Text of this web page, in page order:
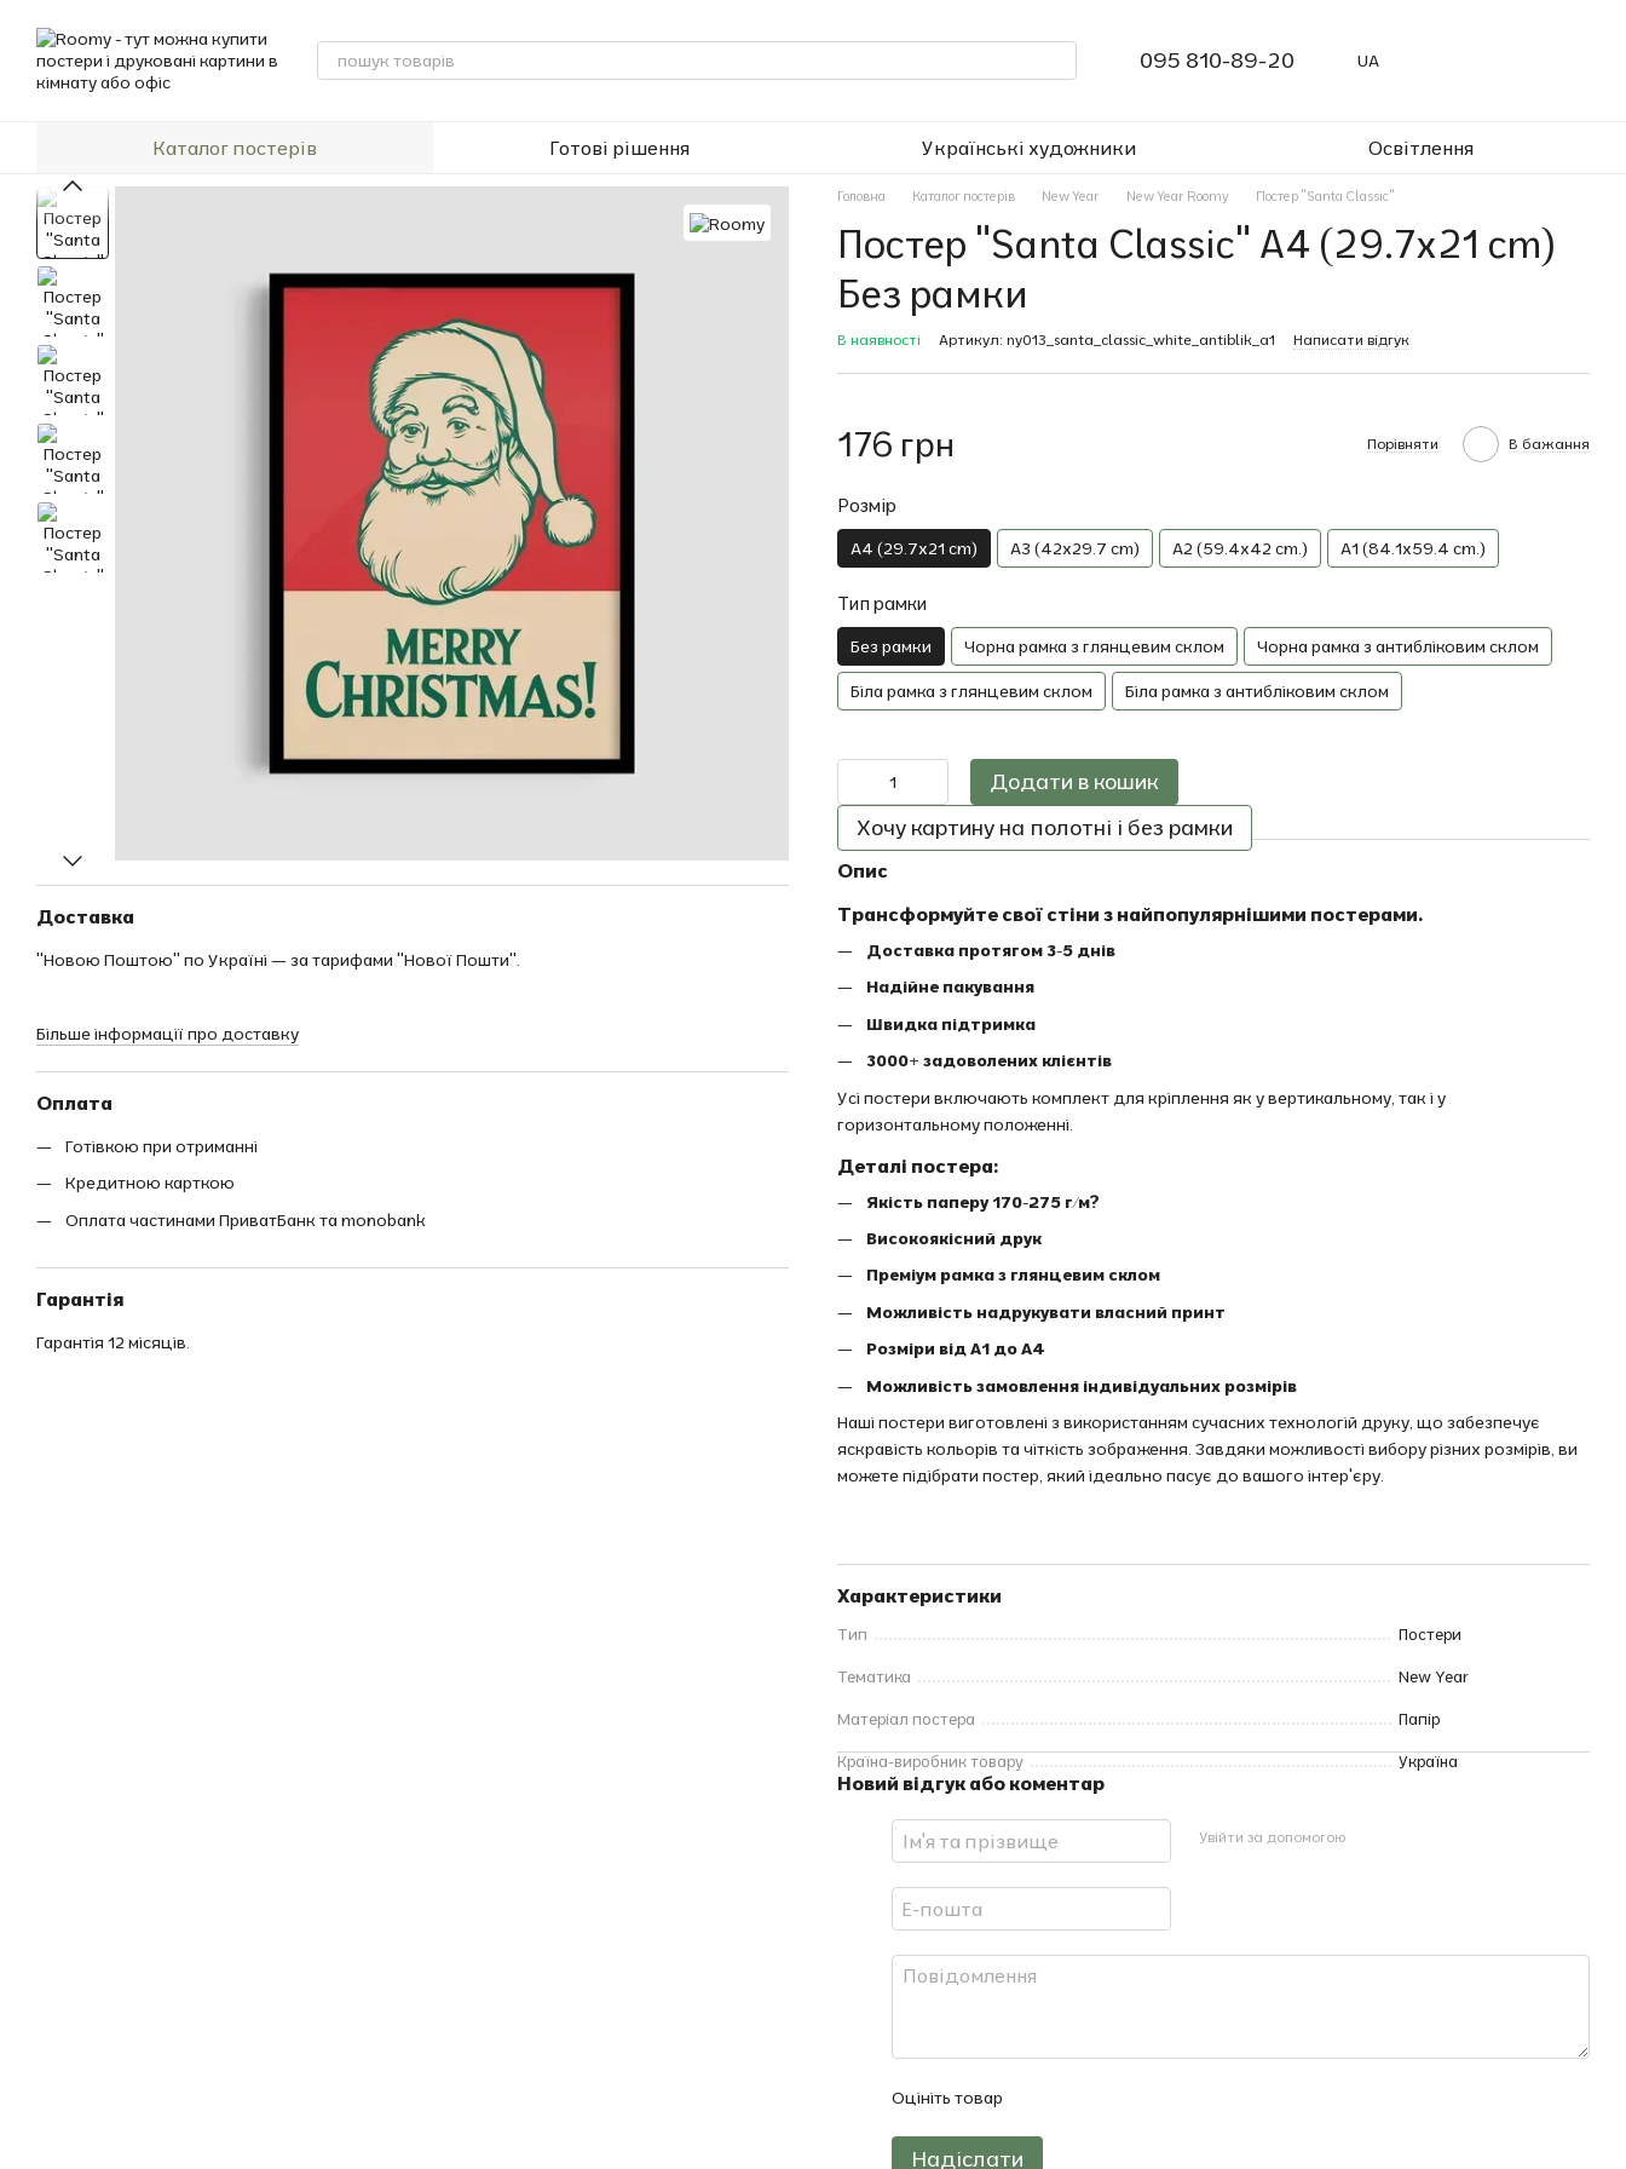
095 810-89-20 UA
Каталог постерів Готові рішення Українські художники Освітлення
Доставка
"Новою Поштою" по Україні — за тарифами "Нової Пошти".
Більше інформації про доставку
Оплата
Готівкою при отриманні
Кредитною карткою
Оплата частинами ПриватБанк та monobank
Гарантія
Гарантія 12 місяців.
Головна Каталог постерів New Year New Year Roomy Постер "Santa Classic"
Постер "Santa Classic" A4 (29.7x21 cm)
Без рамки
В наявності Артикул: ny013_santa_classic_white_antiblik_a1 Написати відгук
176 грн Порівняти В бажання
Розмір
A4 (29.7x21 cm) A3 (42x29.7 cm) A2 (59.4x42 cm.) A1 (84.1x59.4 cm.)
Тип рамки
Без рамки Чорна рамка з глянцевим склом Чорна рамка з антибліковим склом
Біла рамка з глянцевим склом Біла рамка з антибліковим склом
Додати в кошик
Хочу картину на полотні і без рамки
Опис
Трансформуйте свої стіни з найпопулярнішими постерами.
Доставка протягом 3-5 днів
Надійне пакування
Швидка підтримка
3000+ задоволених клієнтів
Усі постери включають комплект для кріплення як у вертикальному, так і у
горизонтальному положенні.
Деталі постера:
Якість паперу 170-275 г/м?
Високоякісний друк
Преміум рамка з глянцевим склом
Можливість надрукувати власний принт
Розміри від A1 до A4
Можливість замовлення індивідуальних розмірів
Наші постери виготовлені з використанням сучасних технологій друку, що забезпечує
яскравість кольорів та чіткість зображення. Завдяки можливості вибору різних розмірів, ви
можете підібрати постер, який ідеально пасує до вашого інтер'єру.
Характеристики
Тип Постери
Тематика New Year
Матеріал постера Папір
Країна-виробник товару Україна
Новий відгук або коментар
Увійти за допомогою
Оцініть товар
Надіслати